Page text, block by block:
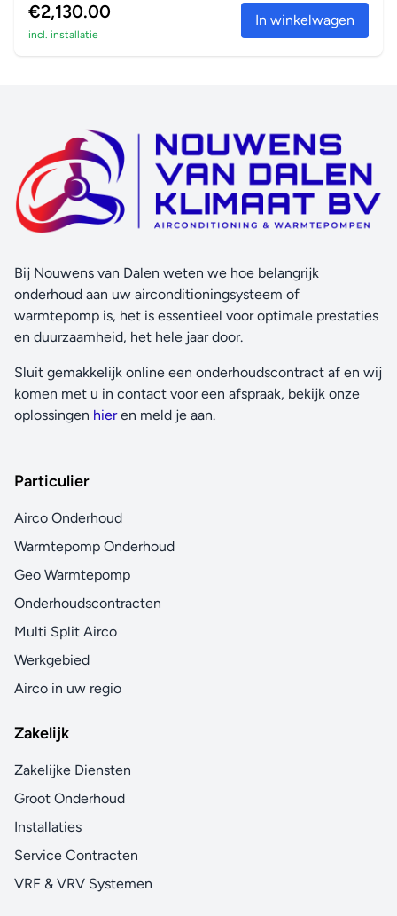
€2,130.00
incl. installatie
In winkelwagen
Bij Nouwens van Dalen weten we hoe belangrijk
onderhoud aan uw airconditioningsysteem of
warmtepomp is, het is essentieel voor optimale prestaties
en duurzaamheid, het hele jaar door.
Sluit gemakkelijk online een onderhoudscontract af en wij
komen met u in contact voor een afspraak, bekijk onze
oplossingen hieren meld je aan.
Particulier
Airco Onderhoud
Warmtepomp Onderhoud
Geo Warmtepomp
Onderhoudscontracten
Multi Split Airco
Werkgebied
Airco in uw regio
Zakelijk
Zakelijke Diensten
Groot Onderhoud
Installaties
Service Contracten
VRF & VRV Systemen